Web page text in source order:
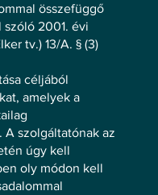
összefüggő
2001. évi
tv.) 13/A. § (3)
céljából
amelyek a
szolgáltatónak az
úgy kell
oly módon kell